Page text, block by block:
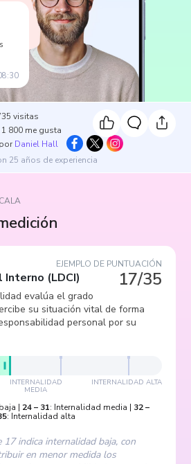
visitas
1 800 me gusta
Daniel Hall
25 años de experiencia
EJEMPLO DE PUNTUACIÓN
17/35
Interno (LDCI)
evalúa el grado
su situación vital de forma
personal por su
INTERNALIDAD
MEDIA
INTERNALIDAD ALTA
| 24– 31: Internalidad media | 32–
: Internalidad alta
17 indica internalidad baja, con
en menor medida los